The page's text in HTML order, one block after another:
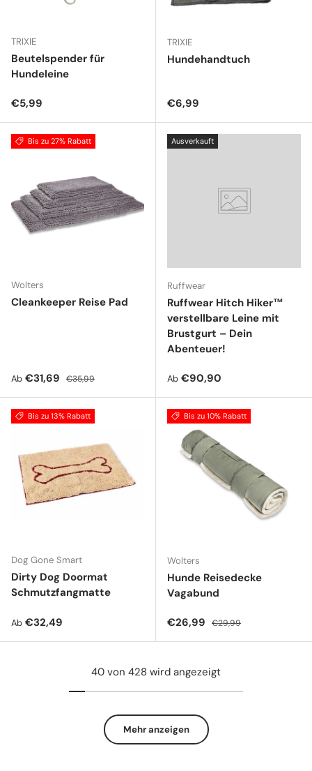
TRIXIE
Beutelspender für
Hundeleine
Normaler Preis
€5,99
TRIXIE
Hundehandtuch
Normaler Preis
€6,99
Bis zu 27% Rabatt
Wolters
Cleankeeper Reise Pad
Verkaufspreis
Ab €31,69 Normaler Preis
€35,99
Ausverkauft
Ruffwear
Ruffwear Hitch Hiker™
verstellbare Leine mit
Brustgurt – Dein
Abenteuer!
Normaler Preis
Ab €90,90
Bis zu 13% Rabatt
Dog Gone Smart
Dirty Dog Doormat
Schmutzfangmatte
Normaler Preis
Ab €32,49
Bis zu 10% Rabatt
Wolters
Hunde Reisedecke
Vagabund
Verkaufspreis
€26,99 Normaler Preis
€29,99
40 von 428 wird angezeigt
Mehr anzeigen